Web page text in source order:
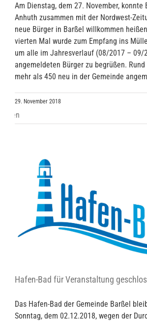
Am Dienstag, dem 27. November,
Anhuth zusammen mit der Nordwest-
neue Bürger in Barßel willkommen
vierten Mal wurde zum Empfang ins
um alle im Jahresverlauf (08/2017 – 09/
angemeldeten Bürger zu begrüßen.
mehr als 450 neu in der Gemeinde
29. November 2018
Hafen-Bad für Veranstaltung
Das Hafen-Bad der Gemeinde Barßel
Sonntag, dem 02.12.2018, wegen der